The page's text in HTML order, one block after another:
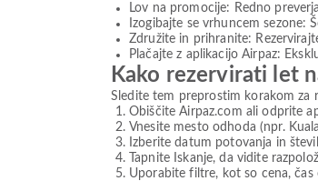
Lov na promocije: Redno
Izogibajte se vrhuncem sezone:
Združite in prihranite:
Plačajte z aplikacijo Airpaz:
Kako rezervirati let
Sledite tem preprostim korakom za
Obiščite Airpaz.com ali odprite
Vnesite mesto odhoda (npr.
Izberite datum potovanja in
Tapnite Iskanje, da vidite
Uporabite filtre, kot so cena,